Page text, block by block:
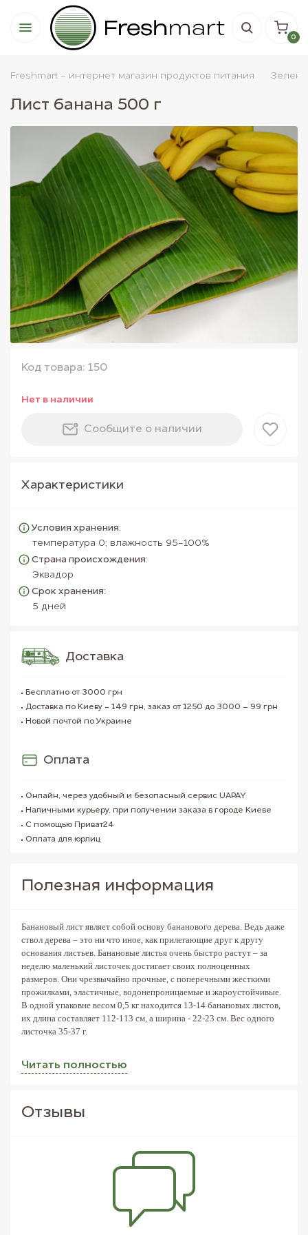
0
Freshmart - интернет магазин продуктов питания Зелень
Лист банана 500 г
Код товара: 150
Нет в наличии
Сообщите о наличии
Характеристики
Условия хранения:
температура 0; влажность 95-100%
Страна происхождения:
Эквадор
Срок хранения:
5 дней
Доставка
Бесплатно от 3000 грн
Доставка по Киеву - 149 грн, заказ от 1250 до 3000 – 99 грн
Новой почтой по Украине
Оплата
Онлайн, через удобный и безопасный сервис UAPAY
Наличными курьеру, при получении заказа в городе Киеве
С помощью Приват24
Оплата для юрлиц
Полезная информация
Читать полностью
Банановый лист являет собой основу бананового дерева. Ведь даже
ствол дерева – это ни что иное, как прилегающие друг к другу
основания листьев. Банановые листья очень быстро растут – за
неделю маленький листочек достигает своих полноценных
размеров. Они чрезвычайно прочные, с поперечными жесткими
прожилками, эластичные, водонепроницаемые и жароустойчивые.
В одной упаковне весом 0,5 кг находится 13-14 банановых листов,
их длина составляет 112-113 см, а ширина - 22-23 см. Вес одного
листочка 35-37 г.
часто используются в кулинарии
экзотическая сервировка в тайско-азиатском стиле. Листья бананов
применяют вместо фольги для приготовления пищи, особенно часто
на банановый лист выложить уже готовые горячие продукты, то он
придаст им оригинальный привкус и немного потемнеет.
Области применения банановых листьев не ограничиваются
. Особенно это касается стран Юго-Восточной Азии, где
банановое дерево так же легко встретить, как у нас яблоню. Листья
Отзывы